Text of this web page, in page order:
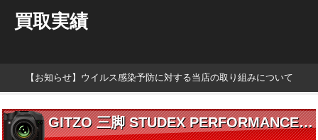
買取実績
【お知らせ】ウイルス感染予防に対する当店の取り組みについて
GITZO 三脚 STUDEX PERFORMANCE GILUX + 雲台 R.NO.4